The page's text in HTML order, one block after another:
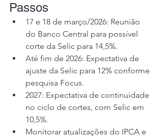
Passos
17 e 18 de março/2026: Reunião
do Banco Central para possível
corte da Selic para 14,5%.
Até fim de 2026: Expectativa de
ajuste da Selic para 12% conforme
pesquisa Focus.
2027: Expectativa de continuidade
no ciclo de cortes, com Selic em
10,5%.
Monitorar atualizações do IPCA e